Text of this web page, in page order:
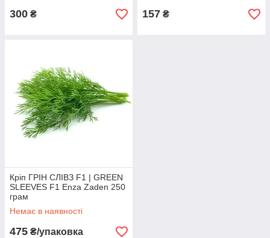
300 ₴ 157 ₴
Кріп ГРІН СЛІВЗ F1 | GREEN
SLEEVES F1 Enza Zaden 250
грам
Немає в наявності
475 ₴/упаковка